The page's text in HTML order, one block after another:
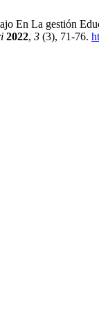
En La gestión
2022, 3 (3), 71-76.